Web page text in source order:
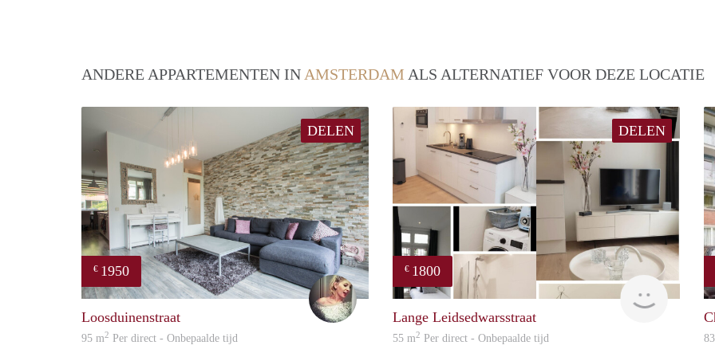
ANDERE APPARTEMENTEN IN AMSTERDAM ALS ALTERNATIEF VOOR DEZE LOCATIE
DELEN
€ 1950
Amelie
Loosduinenstraat
95 m2 Per direct - Onbepaalde tijd
DELEN
€ 1800
Great
Lange Leidsedwarsstraat
55 m2 Per direct - Onbepaalde tijd